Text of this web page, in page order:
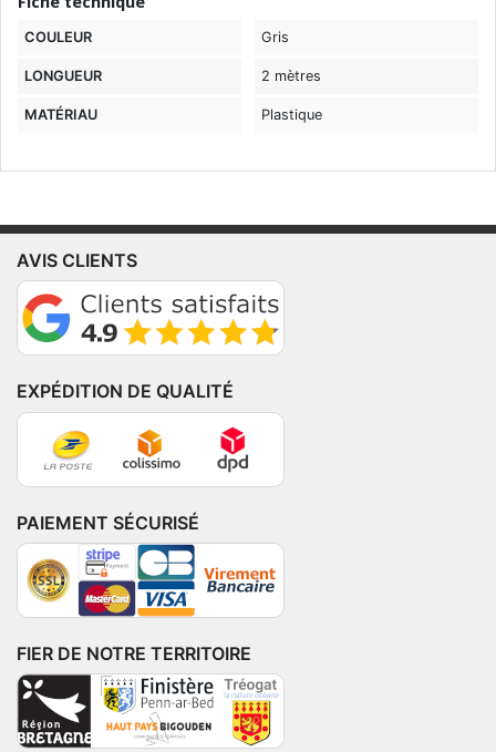
COULEUR Gris
LONGUEUR 2 mètres
MATÉRIAU Plastique
AVIS CLIENTS
EXPÉDITION DE QUALITÉ
PAIEMENT SÉCURISÉ
FIER DE NOTRE TERRITOIRE